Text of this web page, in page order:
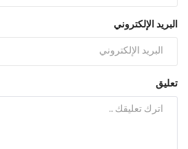
البريد الإلكتروني
تعليق